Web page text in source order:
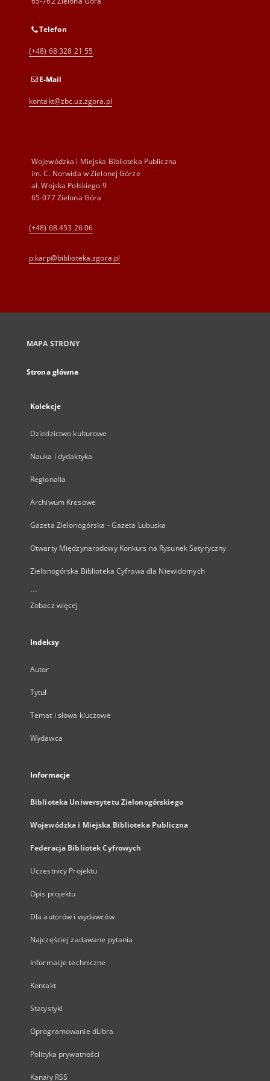
Telefon
(+48) 68 328 21 55
E-Mail
kontakt@zbc.uz.zgora.pl
Wojewódzka i Miejska Biblioteka Publiczna
im. C. Norwida w Zielonej Górze
al. Wojska Polskiego 9
65-077 Zielona Góra
(+48) 68 453 26 06
p.karp@biblioteka.zgora.pl
MAPA STRONY
Strona główna
Kolekcje
Dziedzictwo kulturowe
Nauka i dydaktyka
Regionalia
Archiwum Kresowe
Gazeta Zielonogórska - Gazeta Lubuska
Otwarty Międzynarodowy Konkurs na Rysunek Satyryczny
Zielonogórska Biblioteka Cyfrowa dla Niewidomych
...
Zobacz więcej
Indeksy
Autor
Tytuł
Temat i słowa kluczowe
Wydawca
Informacje
Biblioteka Uniwersytetu Zielonogórskiego
Wojewódzka i Miejska Biblioteka Publiczna
Federacja Bibliotek Cyfrowych
Uczestnicy Projektu
Opis projektu
Dla autorów i wydawców
Najczęściej zadawane pytania
Informacje techniczne
Kontakt
Statystyki
Oprogramowanie dLibra
Polityka prywatności
Kanały RSS